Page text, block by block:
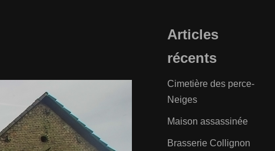
Articles
récents
Cimetière des perce-
Neiges
Maison assassinée
Brasserie Collignon